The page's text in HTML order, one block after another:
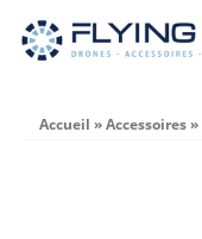
Accueil »Accessoires»